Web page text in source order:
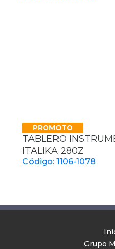
PROMOTO
TABLERO
ITALIKA 280Z
Código: 1106-1078
Grupo